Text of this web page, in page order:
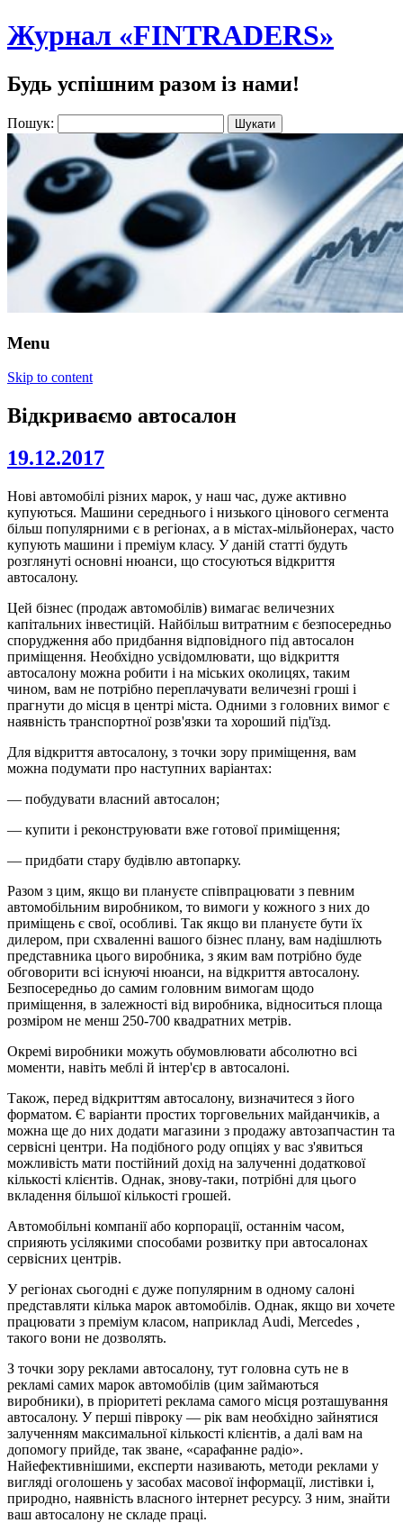
Журнал «FINTRADERS»
Будь успішним разом із нами!
Пошук:
Menu
Skip to content
Відкриваємо автосалон
19.12.2017
Нові автомобілі різних марок, у наш час, дуже активно
купуються. Машини середнього і низького цінового сегмента
більш популярними є в регіонах, а в містах-мільйонерах, часто
купують машини і преміум класу. У даній статті будуть
розглянуті основні нюанси, що стосуються відкриття
автосалону.
Цей бізнес (продаж автомобілів) вимагає величезних
капітальних інвестицій. Найбільш витратним є безпосередньо
спорудження або придбання відповідного під автосалон
приміщення. Необхідно усвідомлювати, що відкриття
автосалону можна робити і на міських околицях, таким
чином, вам не потрібно переплачувати величезні гроші і
прагнути до місця в центрі міста. Одними з головних вимог є
наявність транспортної розв'язки та хороший під'їзд.
Для відкриття автосалону, з точки зору приміщення, вам
можна подумати про наступних варіантах:
— побудувати власний автосалон;
— купити і реконструювати вже готової приміщення;
— придбати стару будівлю автопарку.
Разом з цим, якщо ви плануєте співпрацювати з певним
автомобільним виробником, то вимоги у кожного з них до
приміщень є свої, особливі. Так якщо ви плануєте бути їх
дилером, при схваленні вашого бізнес плану, вам надішлють
представника цього виробника, з яким вам потрібно буде
обговорити всі існуючі нюанси, на відкриття автосалону.
Безпосередньо до самим головним вимогам щодо
приміщення, в залежності від виробника, відноситься площа
розміром не менш 250-700 квадратних метрів.
Окремі виробники можуть обумовлювати абсолютно всі
моменти, навіть меблі й інтер'єр в автосалоні.
Також, перед відкриттям автосалону, визначитеся з його
форматом. Є варіанти простих торговельних майданчиків, а
можна ще до них додати магазини з продажу автозапчастин та
сервісні центри. На подібного роду опціях у вас з'явиться
можливість мати постійний дохід на залученні додаткової
кількості клієнтів. Однак, знову-таки, потрібні для цього
вкладення більшої кількості грошей.
Автомобільні компанії або корпорації, останнім часом,
сприяють усілякими способами розвитку при автосалонах
сервісних центрів.
У регіонах сьогодні є дуже популярним в одному салоні
представляти кілька марок автомобілів. Однак, якщо ви хочете
працювати з преміум класом, наприклад Audi, Mercedes ,
такого вони не дозволять.
З точки зору реклами автосалону, тут головна суть не в
рекламі самих марок автомобілів (цим займаються
виробники), в пріоритеті реклама самого місця розташування
автосалону. У перші півроку — рік вам необхідно зайнятися
залученням максимальної кількості клієнтів, а далі вам на
допомогу прийде, так зване, «сарафанне радіо».
Найефективнішими, експерти називають, методи реклами у
вигляді оголошень у засобах масової інформації, листівки і,
природно, наявність власного інтернет ресурсу. З ним, знайти
ваш автосалону не складе праці.